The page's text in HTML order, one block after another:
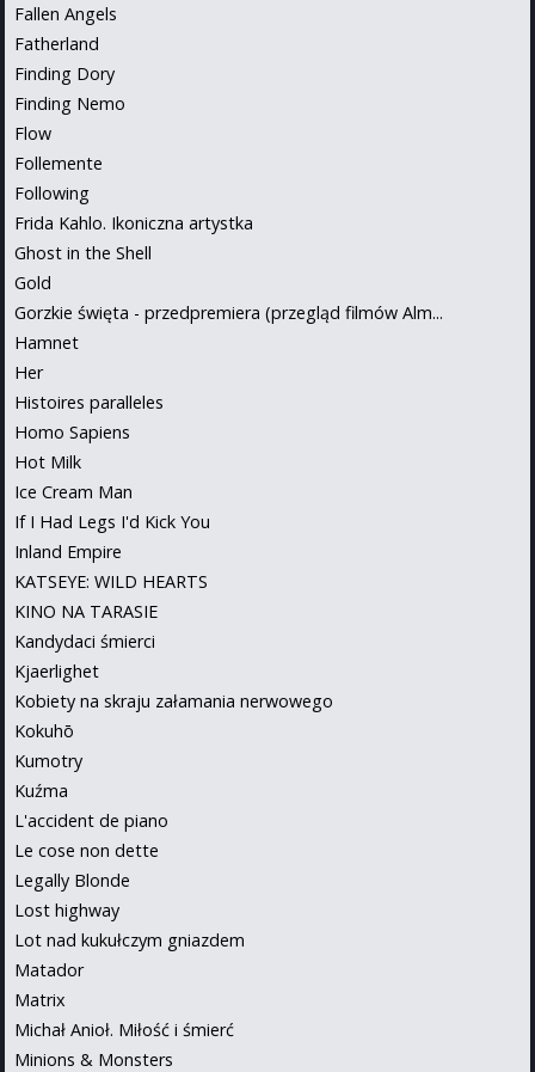
Fallen Angels
Fatherland
Finding Dory
Finding Nemo
Flow
Follemente
Following
Frida Kahlo. Ikoniczna artystka
Ghost in the Shell
Gold
Gorzkie święta - przedpremiera (przegląd filmów Alm...
Hamnet
Her
Histoires paralleles
Homo Sapiens
Hot Milk
Ice Cream Man
If I Had Legs I'd Kick You
Inland Empire
KATSEYE: WILD HEARTS
KINO NA TARASIE
Kandydaci śmierci
Kjaerlighet
Kobiety na skraju załamania nerwowego
Kokuhō
Kumotry
Kuźma
L'accident de piano
Le cose non dette
Legally Blonde
Lost highway
Lot nad kukułczym gniazdem
Matador
Matrix
Michał Anioł. Miłość i śmierć
Minions & Monsters